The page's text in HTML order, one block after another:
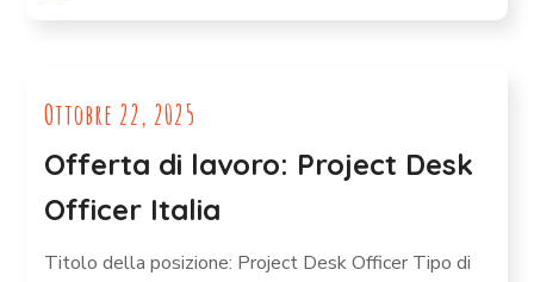
Ottobre 22, 2025
Offerta di lavoro: Project Desk
Officer Italia
Titolo della posizione: Project Desk Officer Tipo di